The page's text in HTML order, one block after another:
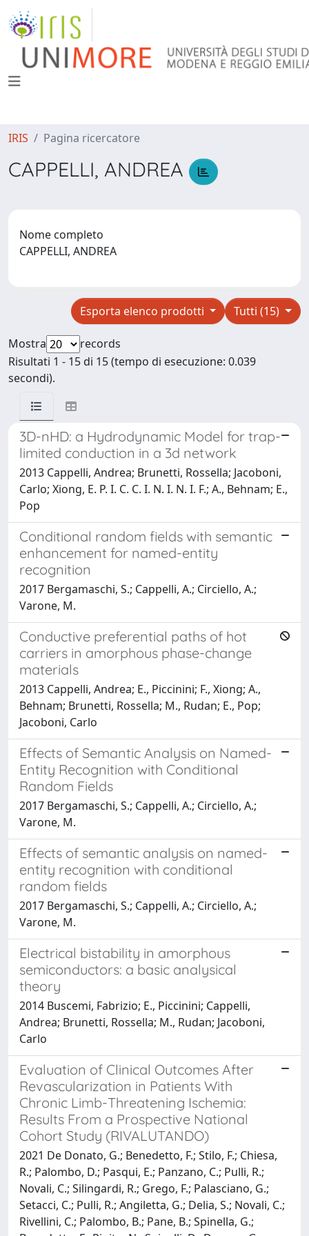
IRIS Pagina ricercatore
CAPPELLI, ANDREA
Nome completo
CAPPELLI, ANDREA
Tutti (15)
Esporta elenco prodotti
Mostra
records
Risultati 1 - 15 di 15 (tempo di esecuzione: 0.039
secondi).
3D-nHD: a Hydrodynamic Model for trap-
limited conduction in a 3d network
2013 Cappelli, Andrea; Brunetti, Rossella; Jacoboni,
Carlo; Xiong, E. P. I. C. C. I. N. I. N. I. F.; A., Behnam; E.,
Pop
Conditional random fields with semantic
enhancement for named-entity
recognition
2017 Bergamaschi, S.; Cappelli, A.; Circiello, A.;
Varone, M.
Conductive preferential paths of hot
carriers in amorphous phase-change
materials
2013 Cappelli, Andrea; E., Piccinini; F., Xiong; A.,
Behnam; Brunetti, Rossella; M., Rudan; E., Pop;
Jacoboni, Carlo
Effects of Semantic Analysis on Named-
Entity Recognition with Conditional
Random Fields
2017 Bergamaschi, S.; Cappelli, A.; Circiello, A.;
Varone, M.
Effects of semantic analysis on named-
entity recognition with conditional
random fields
2017 Bergamaschi, S.; Cappelli, A.; Circiello, A.;
Varone, M.
Electrical bistability in amorphous
semiconductors: a basic analysical
theory
2014 Buscemi, Fabrizio; E., Piccinini; Cappelli,
Andrea; Brunetti, Rossella; M., Rudan; Jacoboni,
Carlo
Evaluation of Clinical Outcomes After
Revascularization in Patients With
Chronic Limb-Threatening Ischemia:
Results From a Prospective National
Cohort Study (RIVALUTANDO)
2021 De Donato, G.; Benedetto, F.; Stilo, F.; Chiesa,
R.; Palombo, D.; Pasqui, E.; Panzano, C.; Pulli, R.;
Novali, C.; Silingardi, R.; Grego, F.; Palasciano, G.;
Setacci, C.; Pulli, R.; Angiletta, G.; Delia, S.; Novali, C.;
Rivellini, C.; Palombo, B.; Pane, B.; Spinella, G.;